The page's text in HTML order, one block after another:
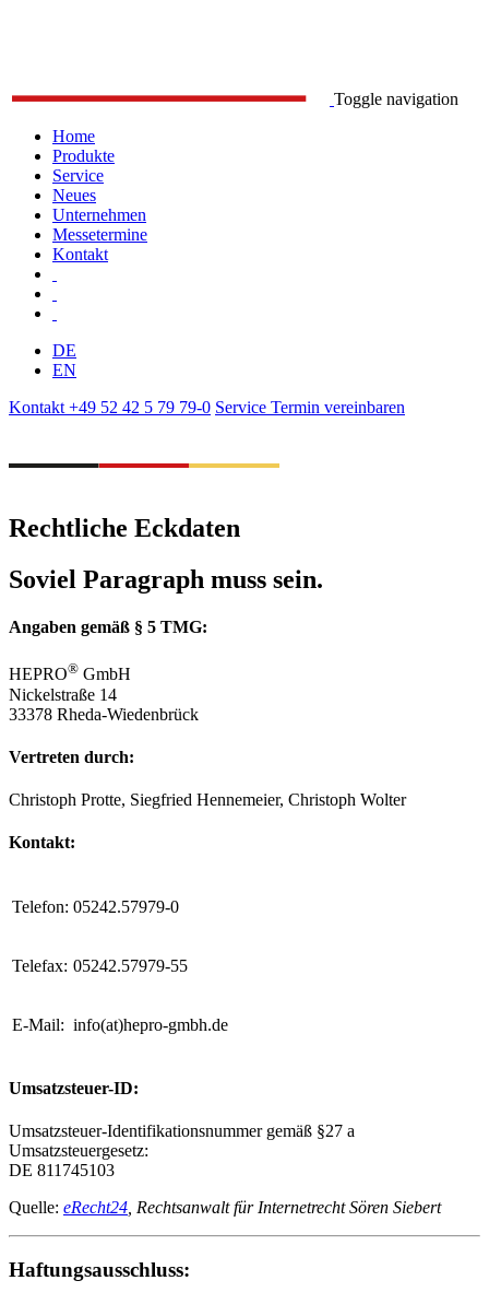
Toggle navigation
Home
Produkte
Service
Neues
Unternehmen
Messetermine
Kontakt
DE
EN
Kontakt +49 52 42 5 79 79-0 Service Termin vereinbaren
Rechtliche Eckdaten
Soviel Paragraph muss sein.
Angaben gemäß § 5 TMG:
HEPRO® GmbH
Nickelstraße 14
33378 Rheda-Wiedenbrück
Vertreten durch:
Christoph Protte, Siegfried Hennemeier, Christoph Wolter
Kontakt:
Telefon: 05242.57979-0
Telefax: 05242.57979-55
E-Mail: info(at)hepro-gmbh.de
Umsatzsteuer-ID:
Umsatzsteuer-Identifikationsnummer gemäß §27 a
Umsatzsteuergesetz:
DE 811745103
Quelle: eRecht24 , Rechtsanwalt für Internetrecht Sören Siebert
Haftungsausschluss: